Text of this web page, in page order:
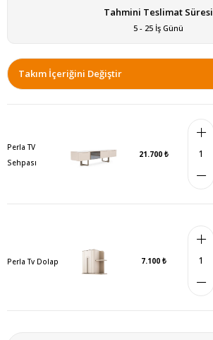
Tahmini Teslimat Süresi
5 - 25 İş Günü
Takım İçeriğini Değiştir
Perla TV
Sehpası
21.700 ₺
Perla Tv Dolap 7.100 ₺